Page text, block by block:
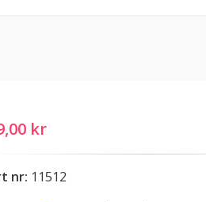
kr
nr: 11512